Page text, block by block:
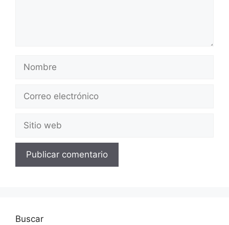
Nombre
Correo
Sitio
web
Buscar